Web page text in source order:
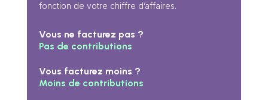
fonction de votre chiffre d’affaires.
Vous ne facturez pas ?
Pas de contributions
Vous facturez moins ?
Moins de contributions